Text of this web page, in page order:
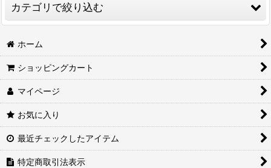
カテゴリで絞り込む
シングルカード
PSA鑑定品
ARS鑑定品
福袋・お楽しみ袋
オリパ
ホーム
ショッピングカート
マイページ
お気に入り
最近チェックしたアイテム
特定商取引法表示